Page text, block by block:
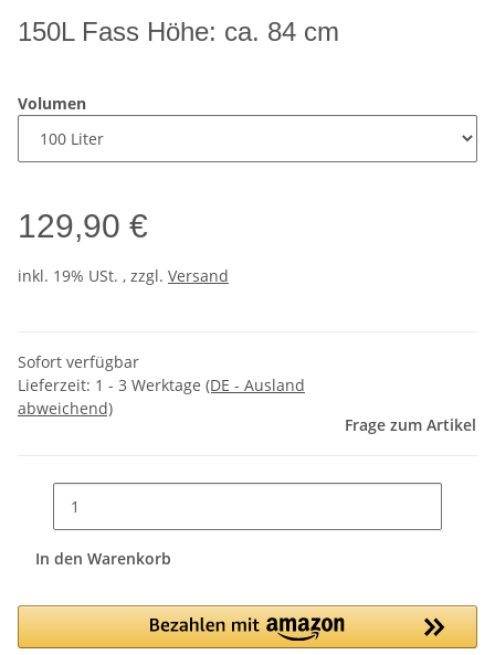
150L Fass Höhe: ca. 84 cm
Volumen
129,90 €
inkl. 19% USt. , zzgl. Versand
Sofort verfügbar
Lieferzeit: 1 - 3 Werktage (DE - Ausland
abweichend)
Frage zum Artikel
In den Warenkorb